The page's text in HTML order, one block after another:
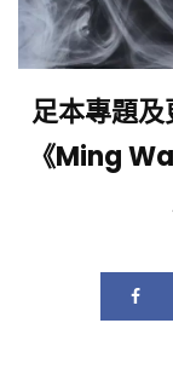
足本專題
《Ming